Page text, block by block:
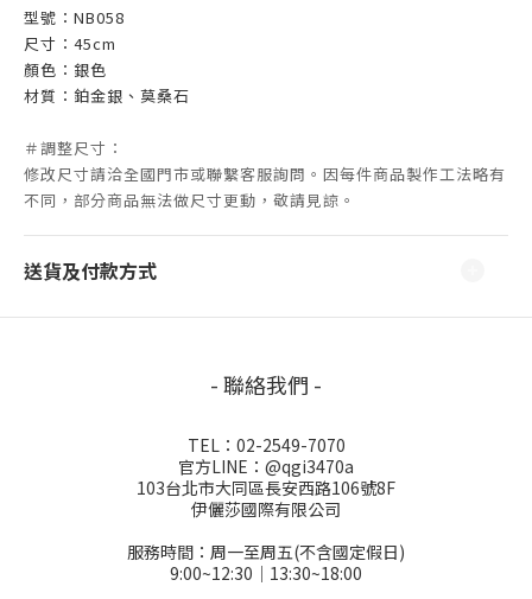
型號：NB058
尺寸：45cm
顏色：銀色
材質：鉑金銀、莫桑石
＃調整尺寸：
修改尺寸請洽全國門市或聯繫客服詢問。因每件商品製作工法略有
不同，部分商品無法做尺寸更動，敬請見諒。
送貨及付款方式
- 聯絡我們 -
TEL：02-2549-7070
官方LINE：@qgi3470a
103台北市大同區長安西路106號8F
伊儷莎國際有限公司
服務時間：周一至周五(不含國定假日)
9:00~12:30│13:30~18:00